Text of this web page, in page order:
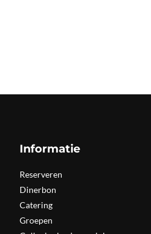
Informatie
Reserveren
Dinerbon
Catering
Groepen